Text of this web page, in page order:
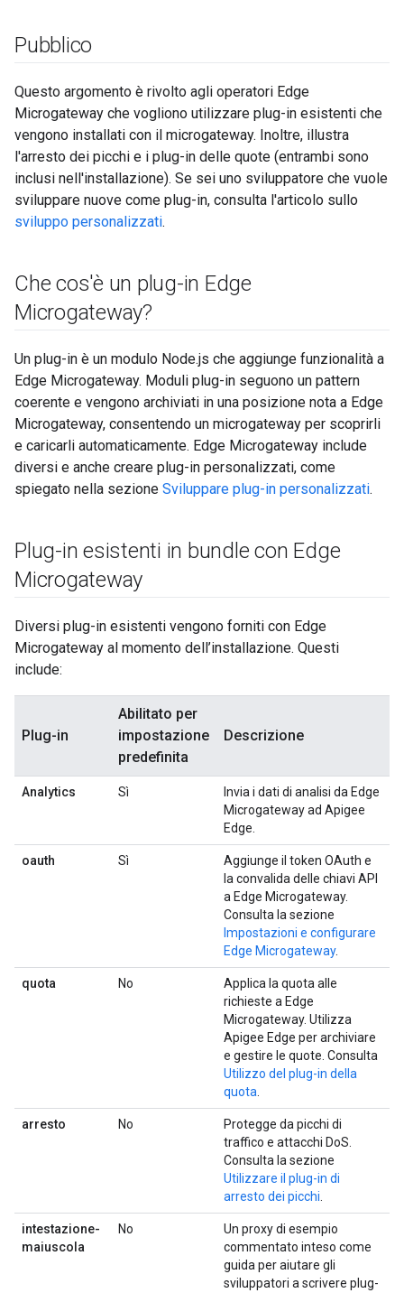
Pubblico
Questo argomento è rivolto agli operatori Edge
Microgateway che vogliono utilizzare plug-in esistenti che
vengono installati con il microgateway. Inoltre, illustra
l'arresto dei picchi e i plug-in delle quote (entrambi sono
inclusi nell'installazione). Se sei uno sviluppatore che vuole
sviluppare nuove come plug-in, consulta l'articolo sullo
sviluppo personalizzati.
Che cos'è un plug-in Edge
Microgateway?
Un plug-in è un modulo Node.js che aggiunge funzionalità a
Edge Microgateway. Moduli plug-in seguono un pattern
coerente e vengono archiviati in una posizione nota a Edge
Microgateway, consentendo un microgateway per scoprirli
e caricarli automaticamente. Edge Microgateway include
diversi e anche creare plug-in personalizzati, come
spiegato nella sezione Sviluppare plug-in personalizzati.
Plug-in esistenti in bundle con Edge
Microgateway
Diversi plug-in esistenti vengono forniti con Edge
Microgateway al momento dell’installazione. Questi
include:
Plug-in
Abilitato per
impostazione
predefinita
Descrizione
Analytics Sì
Invia i dati di analisi da Edge
Microgateway ad Apigee
Edge.
oauth Sì
Aggiunge il token OAuth e
la convalida delle chiavi API
a Edge Microgateway.
Consulta la sezione
Impostazioni e configurare
Edge Microgateway.
quota No
Applica la quota alle
richieste a Edge
Microgateway. Utilizza
Apigee Edge per archiviare
e gestire le quote. Consulta
Utilizzo del plug-in della
quota
arresto No
Protegge da picchi di
traffico e attacchi DoS.
Consulta la sezione
Utilizzare il plug-in di
arresto dei picchi
intestazione-
maiuscola
No
Un proxy di esempio
commentato inteso come
guida per aiutare gli
sviluppatori a scrivere plug-